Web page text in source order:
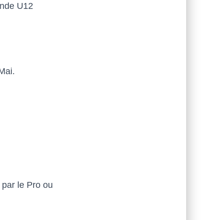
U12
le Pro ou